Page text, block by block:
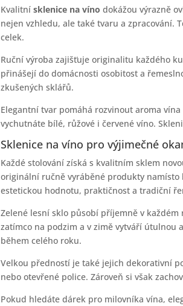
Kvalitní sklenice na víno dokážou výrazně
nejen vzhledu, ale také tvaru a zpracování.
celek.
Ruční výroba zajišťuje originalitu každého
přinášejí do domácnosti osobitost a
zkušených sklářů.
Elegantní tvar pomáhá rozvinout aroma
vychutnáte bílé, růžové i červené víno.
Sklenice na víno pro výjimečné
Každé stolování získá s kvalitním sklem
originální ručně vyráběné produkty namísto
estetickou hodnotu, praktičnost a tradiční
Zelené lesní sklo působí příjemně v
zatímco na podzim a v zimě vytváří útulnou
během celého roku.
Velkou předností je také jejich dekorativní
nebo otevřené police. Zároveň si však
Pokud hledáte dárek pro milovníka vína,